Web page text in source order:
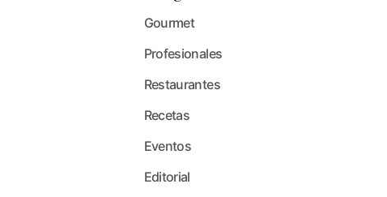
Gourmet
Profesionales
Restaurantes
Recetas
Eventos
Editorial